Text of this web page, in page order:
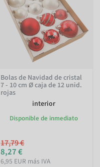
Bolas de Navidad de cristal
7 - 10 cm Ø caja de 12 unid.
rojas
interior
Disponible de inmediato
17,79 €
8,27 €
6,95 EUR más IVA